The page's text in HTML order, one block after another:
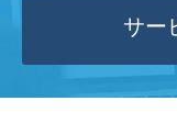
サー